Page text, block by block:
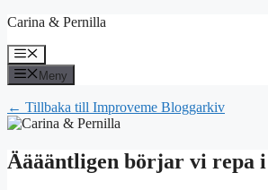
Hoppa
innehåll
Carina & Pernilla
Meny
Meny
← Tillbaka till Improveme Bloggarkiv
Ääääntligen börjar vi repa